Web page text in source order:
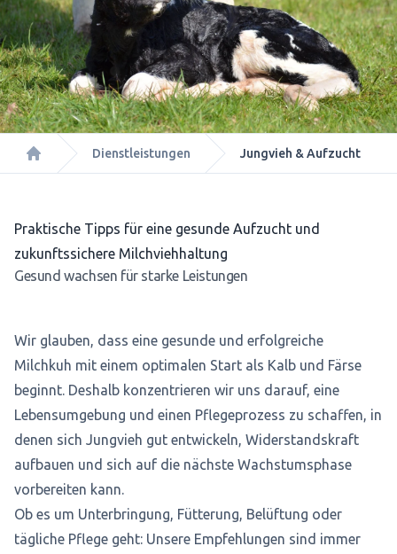
Home
Dienstleistungen Jungvieh & Aufzucht
Praktische Tipps für eine gesunde Aufzucht und
zukunftssichere Milchviehhaltung
Gesund wachsen für starke Leistungen
Wir glauben, dass eine gesunde und erfolgreiche
Milchkuh mit einem optimalen Start als Kalb und Färse
beginnt. Deshalb konzentrieren wir uns darauf, eine
Lebensumgebung und einen Pflegeprozess zu schaffen, in
denen sich Jungvieh gut entwickeln, Widerstandskraft
aufbauen und sich auf die nächste Wachstumsphase
vorbereiten kann.
Ob es um Unterbringung, Fütterung, Belüftung oder
tägliche Pflege geht: Unsere Empfehlungen sind immer